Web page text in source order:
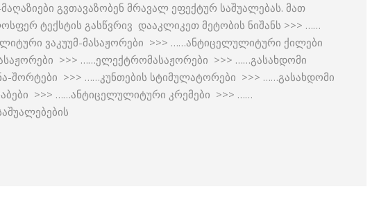
გვთავაზობენ მრავალ ეფექტურ საშუალებას. მათ
ტექსტის გასწვრივ დააკლიკეთ მეტობის ნიშანს >>> ……
ვაკუუმ-მასაჟორები >>> ……ანტიცელულიტური ქილები
>>> ……ელექტრომასაჟორები >>> ……გასახდომი
შორტები >>> ……კუნთების სტიმულატორები >>> ……გასახდომი
>>> ……ანტიცელულიტური კრემები >>> ……